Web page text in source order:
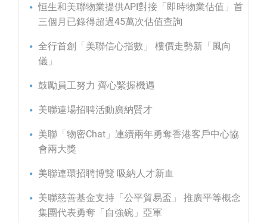
恒生和美聯物業提供API對接「即時物業估值」首
三個月已錄得超過45萬次估值查詢
全行首創「美聯信心指數」 樓價走勢新「風向
儀」
鼓勵員工努力 齊心緊握機遇
美聯連場招聘活動廣納賢才
美聯「物密Chat」連續兩年勇奪香港客戶中心協
會兩大獎
美聯連環招聘博覽 吸納人才新血
美聯慈善基金支持「公平貿易盃」 推廣平等概念
集團代表勇奪「自強碗」亞軍